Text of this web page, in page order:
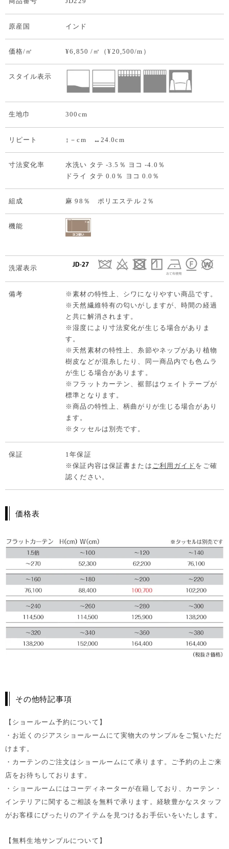
原産国 インド
価格/㎡ ¥6,850 /㎡（¥20,500/m）
スタイル表示
生地巾 300cm
リピート ↕－cm ↔24.0cm
寸法変化率
水洗い タテ -3.5％ ヨコ -4.0％
ドライ タテ 0.0％ ヨコ 0.0％
組成 麻 98％ ポリエステル 2％
機能
洗濯表示
備考
※素材の特性上、シワになりやすい商品です。
※天然繊維特有の匂いがしますが、時間の経過
と共に解消されます。
※湿度により寸法変化が生じる場合がありま
す。
※天然素材の特性上、糸節やネップがあり植物
樹皮などが混糸したり、同一商品内でも色ムラ
が生じる場合があります。
※フラットカーテン、裾部はウェイトテープが
標準となります。
※商品の特性上、柄曲がりが生じる場合があり
ます。
※タッセルは別売です。
保証
1年保証
※保証内容は保証書または ご利用ガイド をご確
認ください。
価格表
その他特記事項
【ショールーム予約について】
・お近くのジアスショールームにて実物大のサンプルをご覧いただ
けます。
・カーテンのご注文はショールームにて承ります。ご予約の上ご来
店をお待ちしております。
・ショールームにはコーディネーターが在籍しており、カーテン・
インテリアに関するご相談を無料で承ります。経験豊かなスタッフ
がお客様にぴったりのアイテムを見つけるお手伝いをいたします。
【無料生地サンプルについて】